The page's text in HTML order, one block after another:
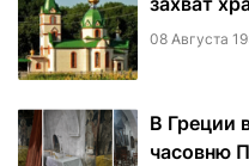
08 Августа
В Греции
часовню